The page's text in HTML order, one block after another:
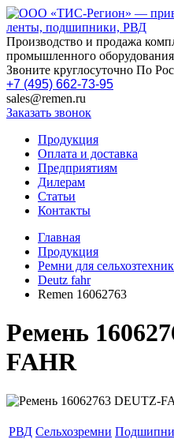
Производство и продажа
промышленного оборудования
Звоните круглосуточно По
+7 (495) 662-73-95
sales@remen.ru
Заказать звонок
Продукция
Оплата и доставка
Предприятиям
Дилерам
Статьи
Контакты
Главная
Продукция
Ремни для
Deutz fahr
Remen 16062763
Ремень
FAHR
РВД Сельхозремни